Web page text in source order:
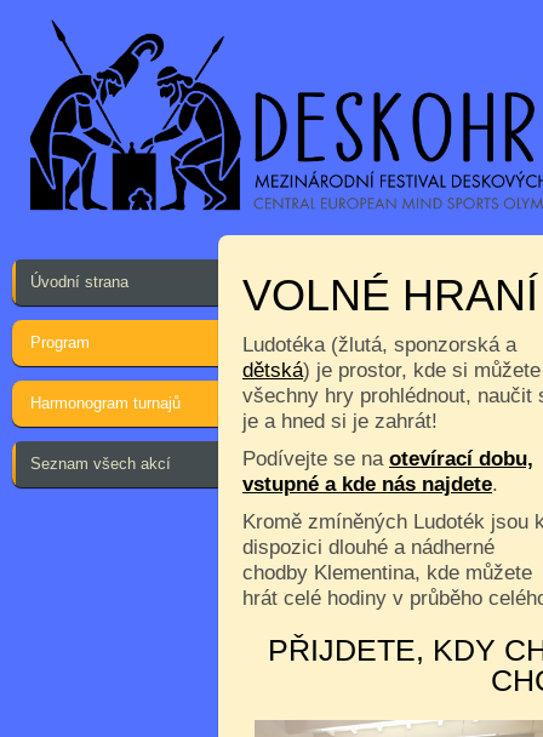
Úvodní strana
Program
Harmonogram turnajů
Seznam všech akcí
VOLNÉ
Ludotéka (žlutá, sponzorská a
dětská) je prostor, kde si můžete
všechny hry prohlédnout, naučit
je a hned si je zahrát!
Podívejte se na otevírací dobu,
vstupné a kde nás najdete.
Kromě zmíněných Ludoték jsou
dispozici dlouhé a nádherné
chodby Klementina, kde můžete
hrát celé hodiny v průběho
PŘIJDETE, KDY